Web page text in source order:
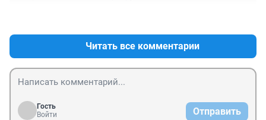
Читать все комментарии
Гость
Войти
Отправить